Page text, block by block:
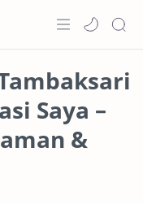
Saya –
&